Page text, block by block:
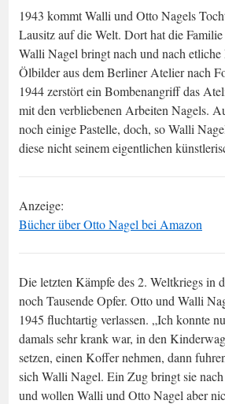
1943 kommt Walli und Otto Nagels
Lausitz auf die Welt. Dort hat die
Walli Nagel bringt nach und nach etliche
Ölbilder aus dem Berliner Atelier nach
1944 zerstört ein Bombenangriff das
mit den verbliebenen Arbeiten Nagels.
noch einige Pastelle, doch, so Walli
diese nicht seinem eigentlichen
Anzeige:
Bücher über Otto Nagel bei Amazon
Die letzten Kämpfe des 2. Weltkriegs in
noch Tausende Opfer. Otto und Walli
1945 fluchtartig verlassen. „Ich konnte
damals sehr krank war, in den
setzen, einen Koffer nehmen, dann
sich Walli Nagel. Ein Zug bringt sie
und wollen Walli und Otto Nagel aber